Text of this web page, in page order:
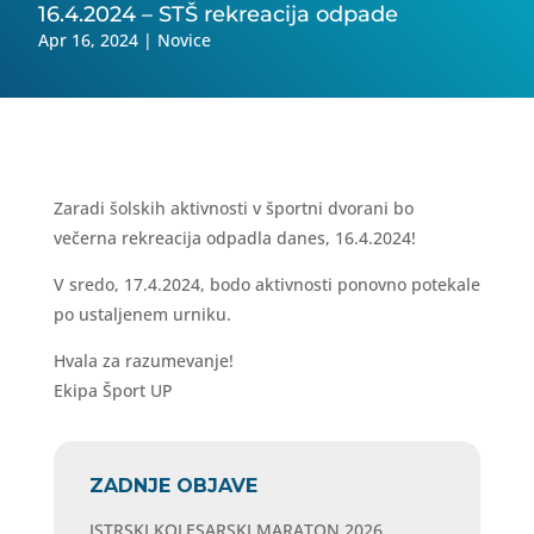
16.4.2024 – STŠ rekreacija odpade
Apr 16, 2024 | Novice
Zaradi šolskih aktivnosti v športni dvorani bo
večerna rekreacija odpadla danes, 16.4.2024!
V sredo, 17.4.2024, bodo aktivnosti ponovno potekale
po ustaljenem urniku.
Hvala za razumevanje!
Ekipa Šport UP
ZADNJE OBJAVE